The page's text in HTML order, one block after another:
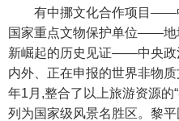
有中挪文化合作项目——
国家重点文物保护单位——地
新崛起的历史见证——中央政
内外、正在申报的世界非物
年1月,整合了以上旅游资源的
列为国家级风景名胜区。黎